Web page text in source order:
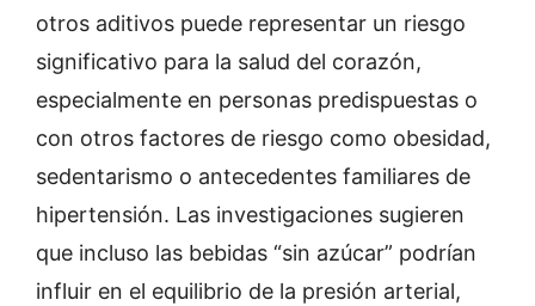
otros aditivos puede representar un riesgo
significativo para la salud del corazón,
especialmente en personas predispuestas o
con otros factores de riesgo como obesidad,
sedentarismo o antecedentes familiares de
hipertensión. Las investigaciones sugieren
que incluso las bebidas “sin azúcar” podrían
influir en el equilibrio de la presión arterial,